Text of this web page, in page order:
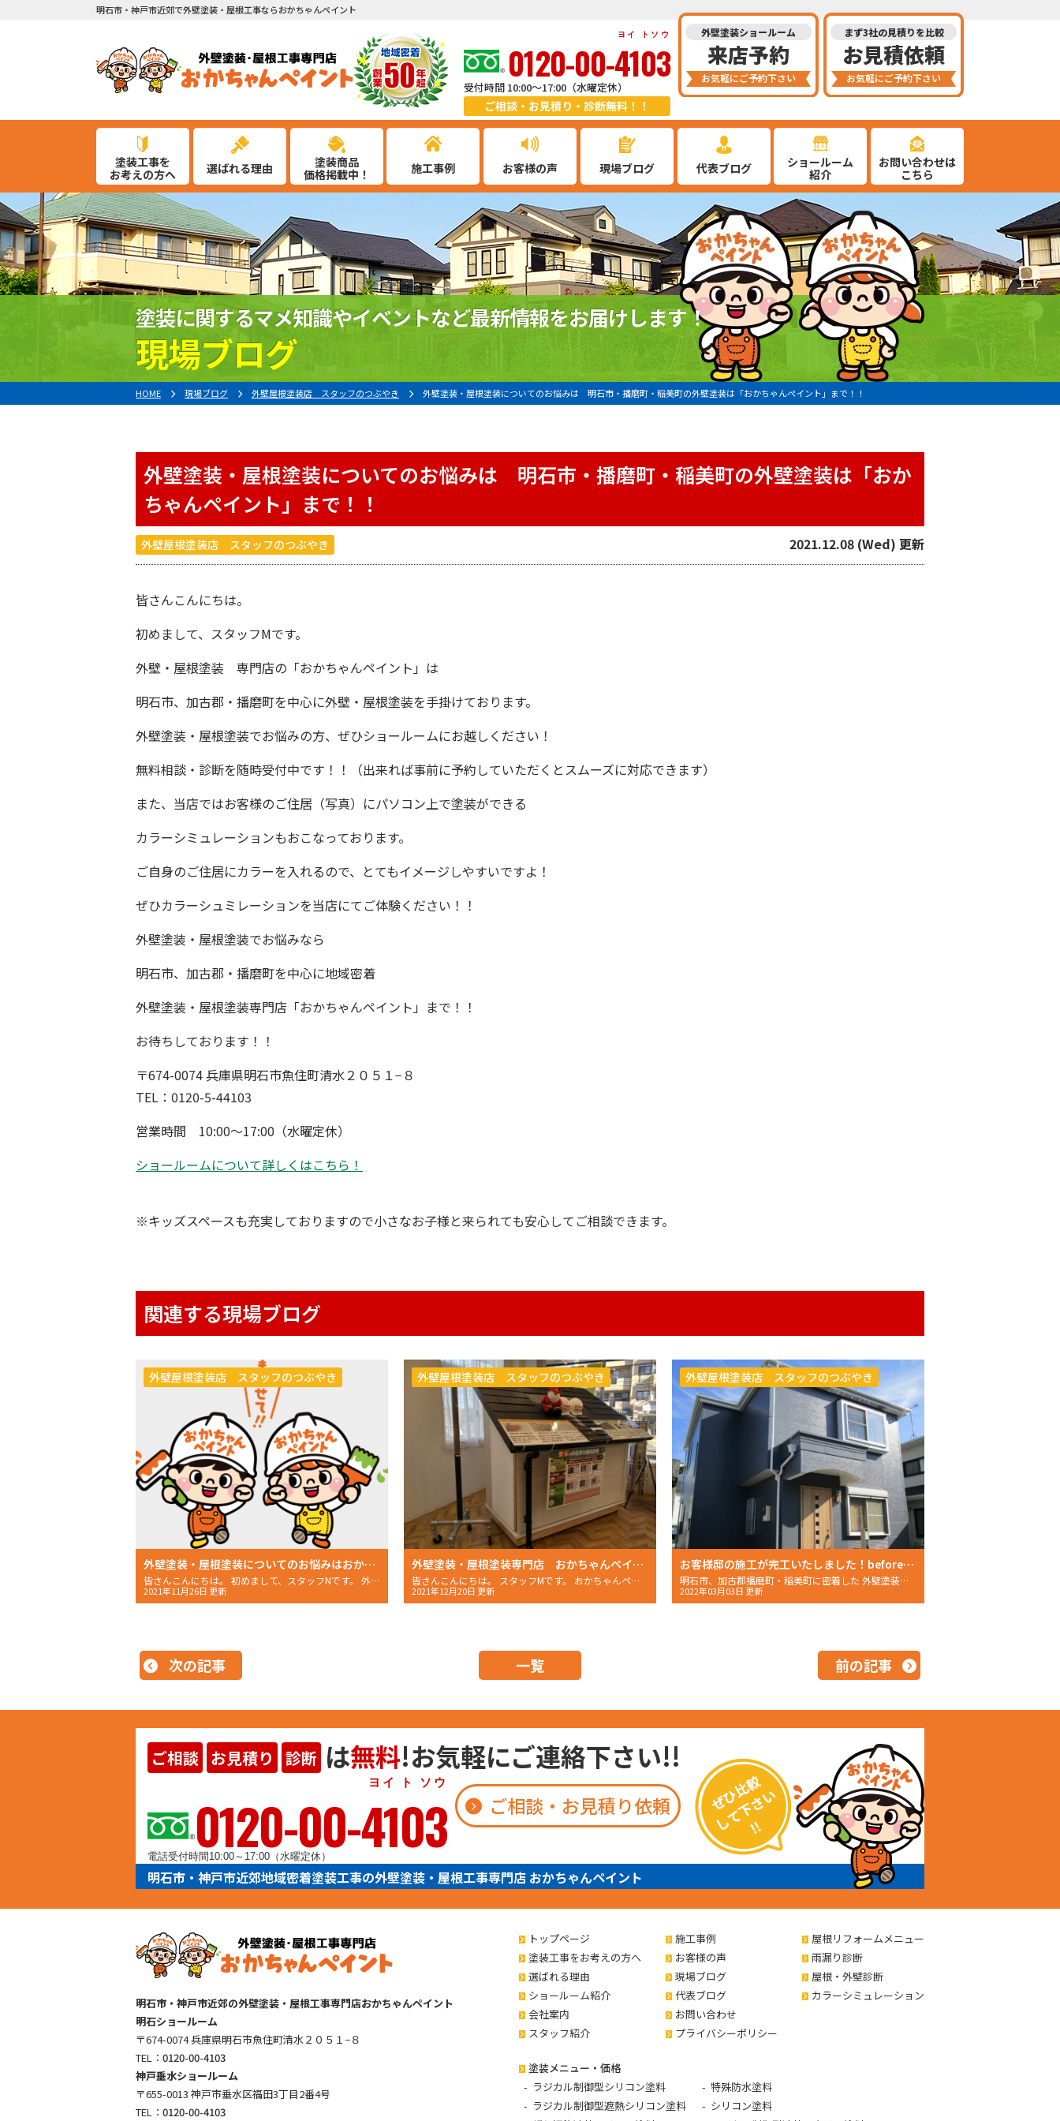
明石市・神戸市近郊で外壁塗装・屋根工事ならおかちゃんペイント
0120-00-4103
ヨイ トソウ
受付時間 10:00～17:00（水曜定休）
ご相談・お見積り・診断無料！！
外壁塗装ショールーム
来店予約
お気軽にご予約下さい
まず3社の見積りを比較
お見積依頼
お気軽にご予約下さい
塗装工事を
お考えの方へ
選ばれる理由
塗装商品
価格掲載中！
施工事例 お客様の声 現場ブログ 代表ブログ
ショールーム
紹介
お問い合わせは
こちら
塗装に関するマメ知識やイベントなど最新情報をお届けします！
現場ブログ
HOME 現場ブログ 外壁屋根塗装店 スタッフのつぶやき 外壁塗装・屋根塗装についてのお悩みは 明石市・播磨町・稲美町の外壁塗装は「おかちゃんペイント」まで！！
外壁塗装・屋根塗装についてのお悩みは 明石市・播磨町・稲美町の外壁塗装は「おか
ちゃんペイント」まで！！
外壁屋根塗装店 スタッフのつぶやき 2021.12.08 (Wed) 更新
皆さんこんにちは。
初めまして、スタッフMです。
外壁・屋根塗装 専門店の「おかちゃんペイント」は
明石市、加古郡・播磨町を中心に外壁・屋根塗装を手掛けております。
外壁塗装・屋根塗装でお悩みの方、ぜひショールームにお越しください！
無料相談・診断を随時受付中です！！
（出来れば事前に予約していただくとスムーズに対応できます）
また、当店ではお客様のご住居（写真）にパソコン上で塗装ができる
カラーシミュレーションもおこなっております。
ご自身のご住居にカラーを入れるので、とてもイメージしやすいですよ！
ぜひカラーシュミレーションを当店にてご体験ください！！
外壁塗装・屋根塗装でお悩みなら
明石市、加古郡・播磨町を中心に地域密着
外壁塗装・屋根塗装専門店「おかちゃんペイント」まで！！
お待ちしております！！
〒674-0074兵庫県明石市魚住町清水２０５１−８
TEL ： 0120-5-44103
営業時間 10:00〜17:00 （水曜定休）
ショールームについて詳しくはこちら！
※キッズスペースも充実しておりますので小さなお子様と来られても安心してご相談できます。
関連する現場ブログ
外壁塗装・屋根塗装についてのお悩みはおかちゃんペイントにご相談ください！
皆さんこんにちは。 初めまして、スタッフNです。 外壁・
2021年11月26日 更新
外壁屋根塗装店 スタッフのつぶやき
外壁塗装・屋根塗装専門店 おかちゃんペイント 店舗のご案内 明石市・播磨町・稲美町の外壁塗装なら
皆さんこんにちは。 スタッフMです。 おかちゃんペイン
2021年12月20日 更新
外壁屋根塗装店 スタッフのつぶやき
お客様邸の施工が完工いたしました！before・after写真
明石市、加古郡播磨町・稲美町に密着した 外壁塗装・屋根塗装
2022年03月03日 更新
外壁屋根塗装店 スタッフのつぶやき
次の記事 一覧 前の記事
ご相談 お見積り 診断 は無料!お気軽にご連絡下さい!!
0120-00-4103
ヨイ ト ソウ
電話受付時間10:00～17:00（水曜定休）
ご相談・お見積り依頼
明石市・神戸市近郊地域密着塗装工事の外壁塗装・屋根工事専門店 おかちゃんペイント
明石市・神戸市近郊の外壁塗装・屋根工事専門店おかちゃんペイント
明石ショールーム
〒674-0074 兵庫県明石市魚住町清水２０５１−８
TEL： 0120-00-4103
神戸垂水ショールーム
〒655-0013 神戸市垂水区福田3丁目2番4号
TEL： 0120-00-4103
トップページ
塗装工事をお考えの方へ
選ばれる理由
ショールーム紹介
会社案内
スタッフ紹介
施工事例
お客様の声
現場ブログ
代表ブログ
お問い合わせ
プライバシーポリシー
屋根リフォームメニュー
雨漏り診断
屋根・外壁診断
カラーシミュレーション
塗装メニュー・価格
ラジカル制御型シリコン塗料
ラジカル制御型遮熱シリコン塗料
特殊防水塗料
シリコン塗料